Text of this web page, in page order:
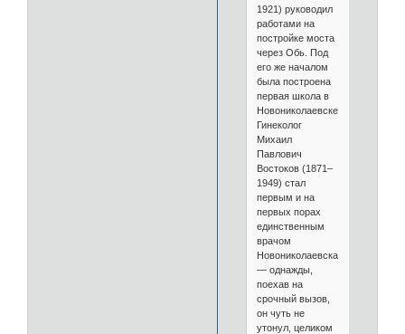
1921) руководил
работами на
постройке моста
через Обь. Под
его же началом
была построена
первая школа в
Новониколаевске.
Гинеколог
Михаил
Павлович
Востоков (1871–
1949) стал
первым и на
первых порах
единственным
врачом
Новониколаевска
— однажды,
поехав на
срочный вызов,
он чуть не
утонул, целиком